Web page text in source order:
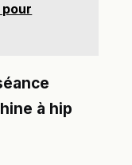
pour
à hip